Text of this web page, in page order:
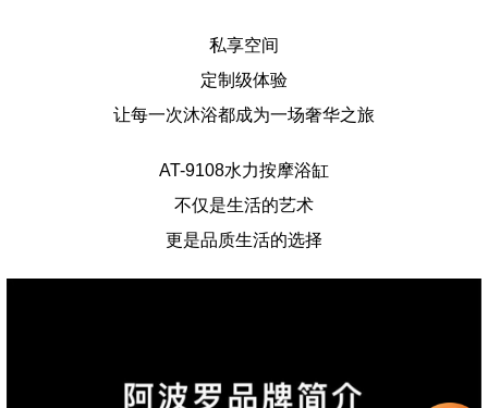
私享空间
定制级体验
让每一次沐浴都成为一场奢华之旅
AT-9108水力按摩浴缸
不仅是生活的艺术
更是品质生活的选择